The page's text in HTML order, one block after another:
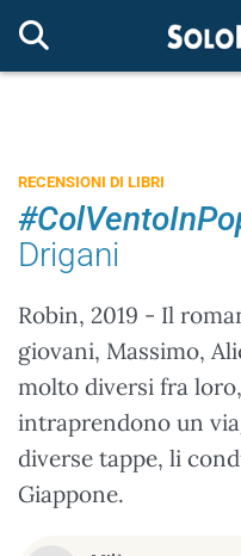
RECENSIONI DI LIBRI
Drigani
Robin, 2019 - Il
giovani, Massimo,
molto diversi fra
intraprendono un
diverse tappe, li
Giappone.